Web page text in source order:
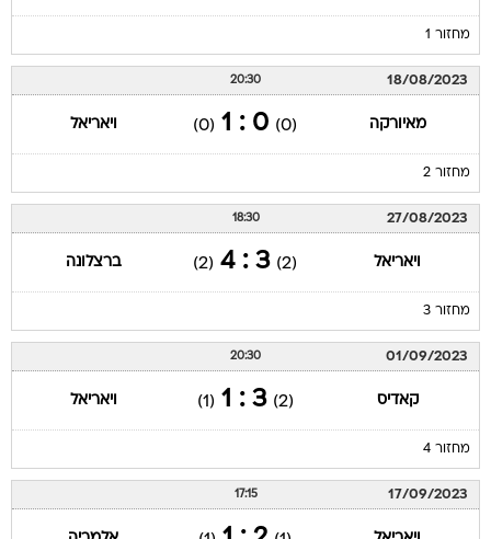
מחזור 1
18/08/2023
20:30
מאיורקה (0)
0 : 1
(0) ויאריאל
מחזור 2
27/08/2023
18:30
ויאריאל (2)
3 : 4
(2) ברצלונה
מחזור 3
01/09/2023
20:30
קאדיס (2)
3 : 1
(1) ויאריאל
מחזור 4
17/09/2023
17:15